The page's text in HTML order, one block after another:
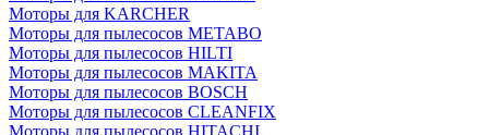
Моторы для KARCHER
Моторы для пылесосов METABO
Моторы для пылесосов HILTI
Моторы для пылесосов MAKITA
Моторы для пылесосов BOSCH
Моторы для пылесосов CLEANFIX
Моторы для пылесосов HITACHI